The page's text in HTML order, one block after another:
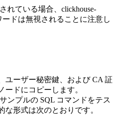
れている場合、clickhouse-
ードは無視されることに注意し
ユーザー秘密鍵、および CA 証
ードにコピーします。
ンプルの SQL コマンドをテス
な形式は次のとおりです。